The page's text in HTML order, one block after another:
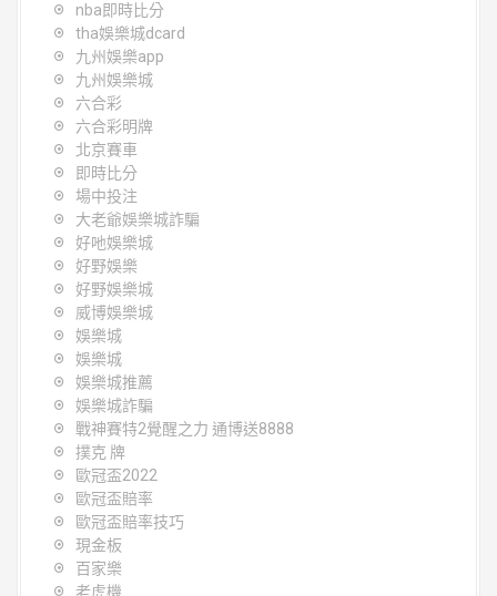
nba即時比分
tha娛樂城dcard
九州娛樂app
九州娛樂城
六合彩
六合彩明牌
北京賽車
即時比分
場中投注
大老爺娛樂城詐騙
好吔娛樂城
好野娛樂
好野娛樂城
威博娛樂城
娛樂城
娛樂城
娛樂城推薦
娛樂城詐騙
戰神賽特2覺醒之力 通博送8888
撲克 牌
歐冠盃2022
歐冠盃賠率
歐冠盃賠率技巧
現金板
百家樂
老虎機